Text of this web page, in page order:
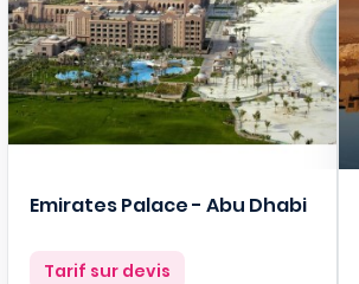
Emirates Palace - Abu Dhabi
Prix
Tarif sur devis